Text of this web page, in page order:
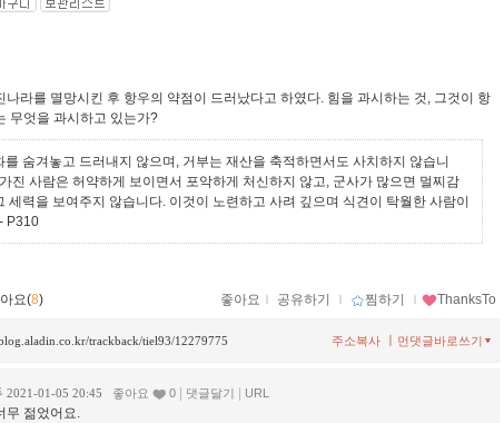
나라를 멸망시킨 후 항우의 약점이 드러났다고 하였다. 힘을 과시하는 것, 그것이 항
무엇을 과시하고 있는가?
를 숨겨놓고 드러내지 않으며, 거부는 재산을 축적하면서도 사치하지 않습니
진 사람은 허약하게 보이면서 포악하게 처신하지 않고, 군사가 많으면 멀찌감
세력을 보여주지 않습니다. 이것이 노련하고 사려 깊으며 식견이 탁월한 사람이
- P310
요(8) 좋아요 ｌ 공유하기 ｌ 찜하기 ｌ ThanksTo
trackback/tiel93/12279775 먼댓글바로쓰기
주소복사
2021-01-05 20:45 좋아요 0 댓글달기 URL
무 젊었어요.